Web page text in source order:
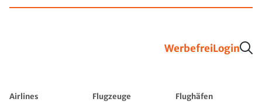
WerbefreiLogin
Airlines Flugzeuge
Flughäfen